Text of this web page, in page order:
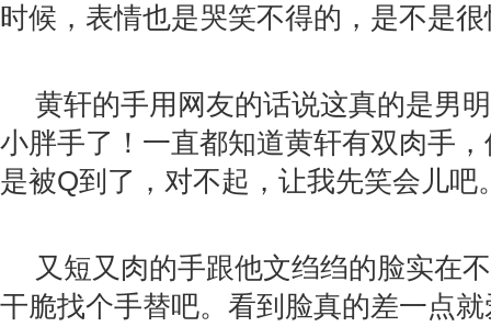
时候，表情也是哭笑不得的，是不是
黄轩的手用网友的话说这真的是男
小胖手了！一直都知道黄轩有双肉手
是被Q到了，对不起，让我先笑会儿吧
又短又肉的手跟他文绉绉的脸实在
干脆找个手替吧。看到脸真的差一点